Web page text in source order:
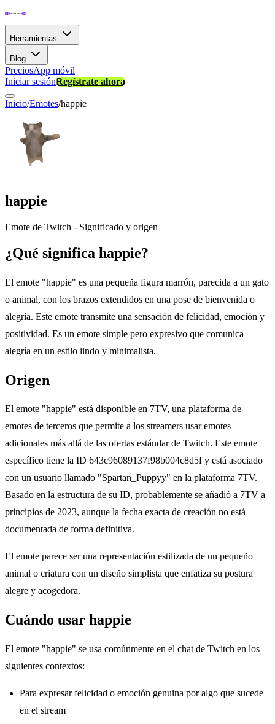
Herramientas
Blog
PreciosApp móvil
Iniciar sesiónRegístrate ahora
Inicio/Emotes/happie
happie
Emote de Twitch - Significado y origen
¿Qué significa happie?
El emote "happie" es una pequeña figura marrón, parecida a un gato
o animal, con los brazos extendidos en una pose de bienvenida o
alegría. Este emote transmite una sensación de felicidad, emoción y
positividad. Es un emote simple pero expresivo que comunica
alegría en un estilo lindo y minimalista.
Origen
El emote "happie" está disponible en 7TV, una plataforma de
emotes de terceros que permite a los streamers usar emotes
adicionales más allá de las ofertas estándar de Twitch. Este emote
específico tiene la ID 643c96089137f98b004c8d5f y está asociado
con un usuario llamado "Spartan_Puppyy" en la plataforma 7TV.
Basado en la estructura de su ID, probablemente se añadió a 7TV a
principios de 2023, aunque la fecha exacta de creación no está
documentada de forma definitiva.
El emote parece ser una representación estilizada de un pequeño
animal o criatura con un diseño simplista que enfatiza su postura
alegre y acogedora.
Cuándo usar happie
El emote "happie" se usa comúnmente en el chat de Twitch en los
siguientes contextos:
Para expresar felicidad o emoción genuina por algo que sucede
en el stream